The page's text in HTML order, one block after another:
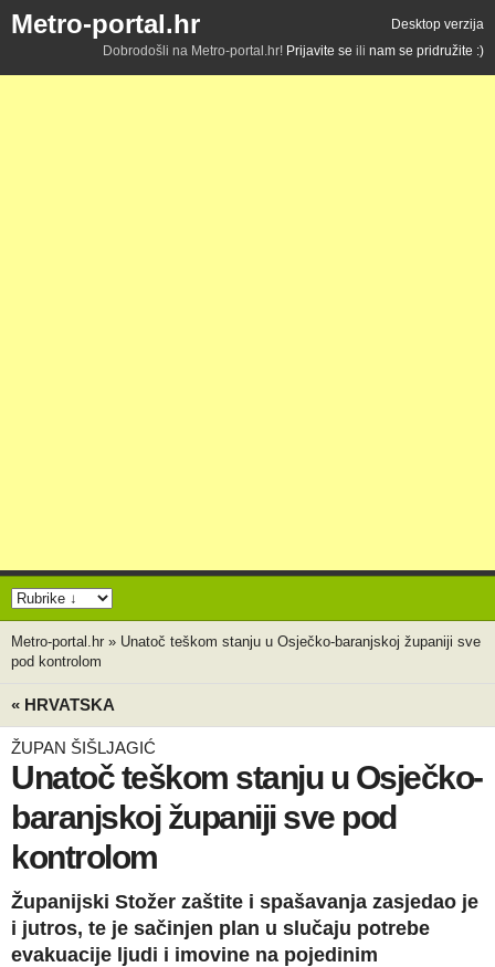
Metro-portal.hr
Desktop verzija
Dobrodošli na Metro-portal.hr! Prijavite se ili nam se pridružite :)
Metro-portal.hr » Unatoč teškom stanju u Osječko-baranjskoj županiji sve
pod kontrolom
« HRVATSKA
ŽUPAN ŠIŠLJAGIĆ
Unatoč teškom stanju u Osječko-
baranjskoj županiji sve pod
kontrolom
Županijski Stožer zaštite i spašavanja zasjedao je
i jutros, te je sačinjen plan u slučaju potrebe
evakuacije ljudi i imovine na pojedinim